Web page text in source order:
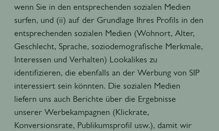
wenn Sie in den entsprechenden sozialen Medien
surfen, und (ii) auf der Grundlage Ihres Profils in den
entsprechenden sozialen Medien (Wohnort, Alter,
Geschlecht, Sprache, soziodemografische Merkmale,
Interessen und Verhalten) Lookalikes zu
identifizieren, die ebenfalls an der Werbung von SIP
interessiert sein könnten. Die sozialen Medien
liefern uns auch Berichte über die Ergebnisse
unserer Werbekampagnen (Klickrate,
Konversionsrate, Publikumsprofil usw.), damit wir